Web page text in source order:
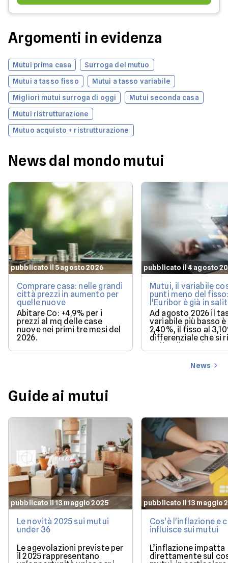
Argomenti in evidenza
Mutui prima casa
Surroga del mutuo
Mutui a tasso fisso
Mutui a tasso variabile
Migliori mutui surroga di oggi
Mutui seconda casa
Mutui ristrutturazione
Mutuo acquisto + ristrutturazione
News dal mondo mutui
pubblicato il 5 agosto 2026
Comprare casa: nelle grandi
città prezzi in aumento per
quelle nuove
Abitare Co: +4,9% per i
prezzi al mq delle case
nuove nei primi tre mesi del
2026.
pubblicato il 4 agosto
Mutui, il variabile
punti meno del
l'Euribor è già in
Ad agosto 2026 il
variabile più basso è
2,40%, il fisso al
differenziale che si
se l'Euribor sale
previsto entro
News
Guide ai mutui
pubblicato il 13 maggio 2025
Le novità 2025 sui mutui
under 36
Le agevolazioni previste per
il 2025 rappresentano
pubblicato il 13 maggio
Cos'è l'inflazione e
influisce sui mutui
L’inflazione impatta
direttamente sul